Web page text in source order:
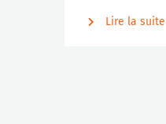
Lire la suite